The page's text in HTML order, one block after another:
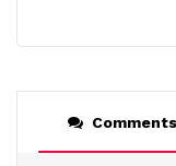
Comments